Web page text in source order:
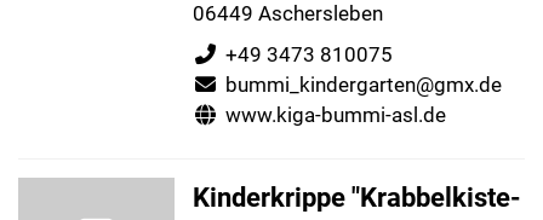
06449 Aschersleben
+49 3473 810075
bummi_kindergarten@gmx.de
www.kiga-bummi-asl.de
Kinderkrippe "Krabbelkiste-